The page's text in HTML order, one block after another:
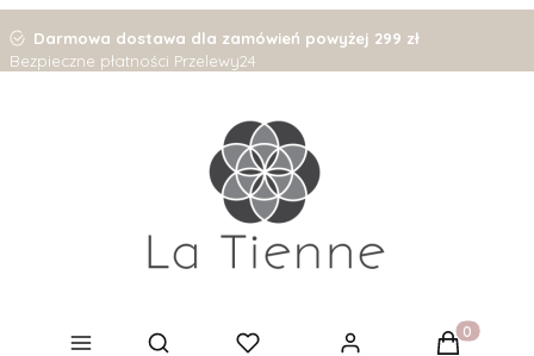
Darmowa dostawa dla zamówień powyżej 299 zł
Bezpieczne płatności Przelewy24
Otwórz wyszukiwarkę Produkty w